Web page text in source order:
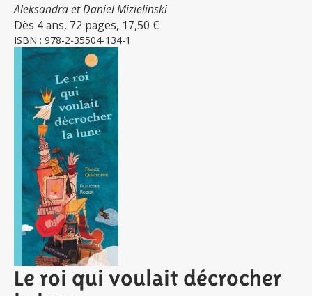
Aleksandra et Daniel Mizielinski
Dès 4 ans, 72 pages, 17,50 €
ISBN : 978-2-35504-134-1
Le roi qui voulait décrocher